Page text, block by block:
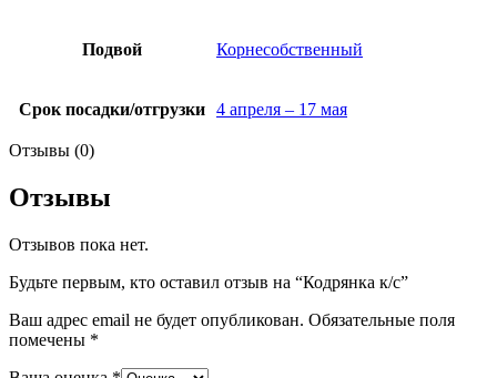
Подвой Корнесобственный
Срок посадки/отгрузки 4 апреля – 17 мая
Отзывы (0)
Отзывы
Отзывов пока нет.
Будьте первым, кто оставил отзыв на “Кодрянка к/с”
Ваш адрес email не будет опубликован. Обязательные поля
помечены *